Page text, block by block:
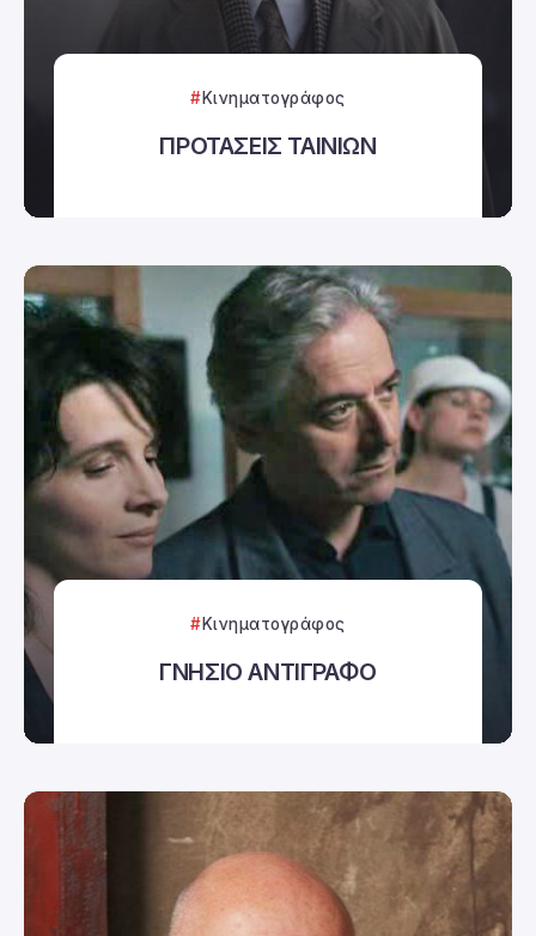
Κινηματογράφος
ΠΡΟΤΑΣΕΙΣ ΤΑΙΝΙΩΝ
Κινηματογράφος
ΓΝΗΣΙΟ ΑΝΤΙΓΡΑΦΟ